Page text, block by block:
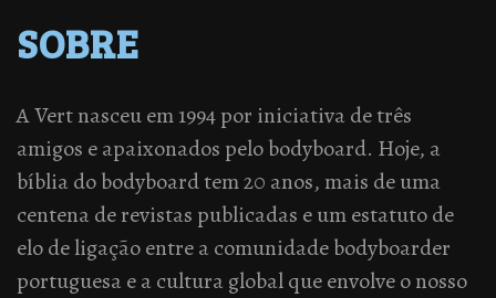
SOBRE
A Vert nasceu em 1994 por iniciativa de três
amigos e apaixonados pelo bodyboard. Hoje, a
bíblia do bodyboard tem 20 anos, mais de uma
centena de revistas publicadas e um estatuto de
elo de ligação entre a comunidade bodyboarder
portuguesa e a cultura global que envolve o nosso